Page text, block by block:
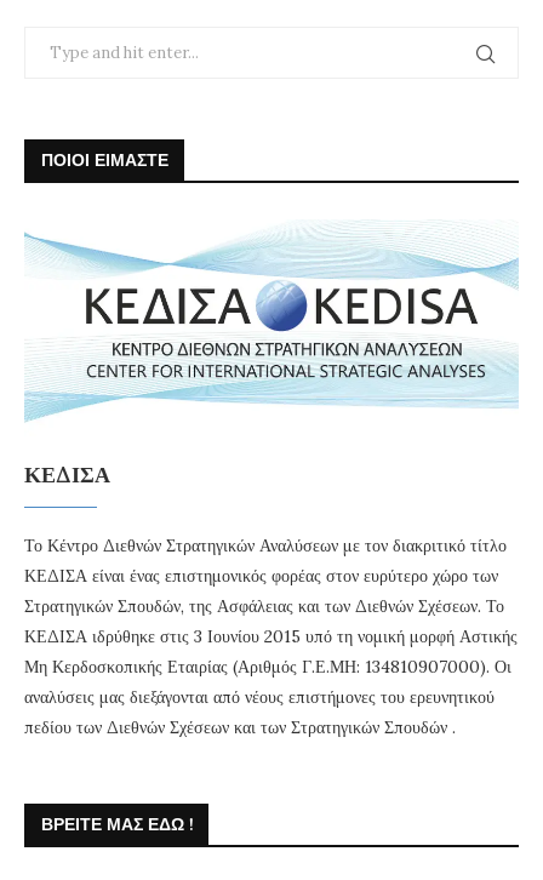
ΠΟΙΟΙ ΕΙΜΑΣΤΕ
ΚΕΔΙΣΑ
Το Κέντρο Διεθνών Στρατηγικών Αναλύσεων με τον διακριτικό τίτλο
ΚΕΔΙΣΑ είναι ένας επιστημονικός φορέας στον ευρύτερο χώρο των
Στρατηγικών Σπουδών, της Ασφάλειας και των Διεθνών Σχέσεων. Το
ΚΕΔΙΣΑ ιδρύθηκε στις 3 Ιουνίου 2015 υπό τη νομική μορφή Αστικής
Μη Κερδοσκοπικής Εταιρίας (Αριθμός Γ.Ε.ΜΗ: 134810907000). Οι
αναλύσεις μας διεξάγονται από νέους επιστήμονες του ερευνητικού
πεδίου των Διεθνών Σχέσεων και των Στρατηγικών Σπουδών .
ΒΡΕΊΤΕ ΜΑΣ ΕΔΏ !